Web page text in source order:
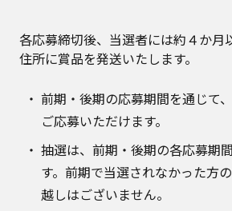
各応募締切後、当選者には約４か月
住所に賞品を発送いたします。
前期・後期の応募期間を通じて
ご応募いただけます。
抽選は、前期・後期の各応募期
す。前期で当選されなかった方
越しはございません。